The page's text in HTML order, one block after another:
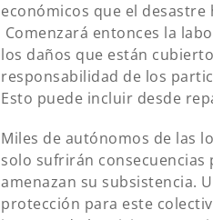
económicos que el
Comenzará entonces la
los daños que están
responsabilidad de los
Esto puede incluir desde
Miles de autónomos de las
solo sufrirán
amenazan su subsistencia.
protección para este